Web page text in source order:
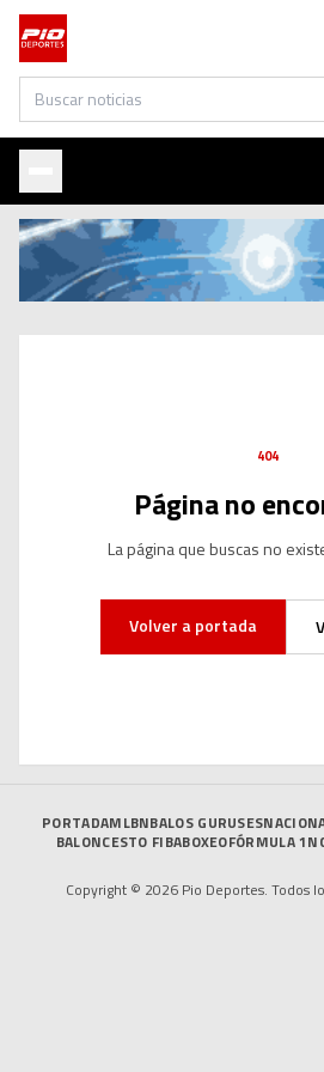
Buscar
404
Página no
La página que buscas no
Volver a portada
PORTADAMLBNBALOS GURUSES
BALONCESTO FIBABOXEOFÓRMULA 1
Copyright © 2026 Pio Deportes. Todos